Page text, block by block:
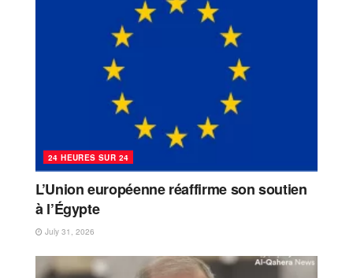
24 HEURES SUR 24
L’Union européenne réaffirme son soutien
à l’Égypte
July 31, 2026